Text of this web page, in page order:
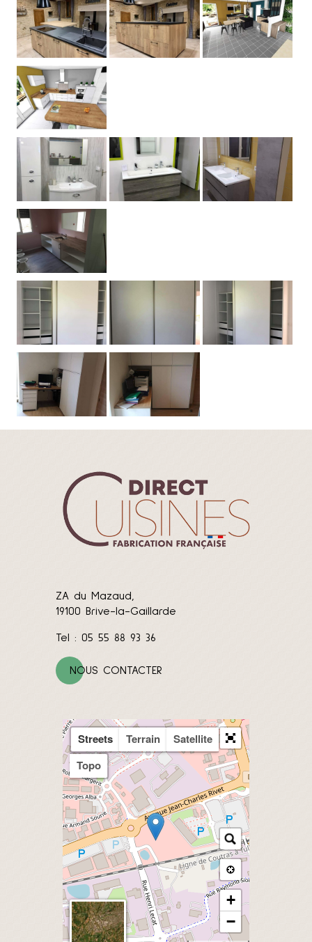
ZA du Mazaud,
19100 Brive-la-Gaillarde
Tel : 05 55 88 93 36
NOUS CONTACTER
Streets Terrain
Satellite
Topo
+
−